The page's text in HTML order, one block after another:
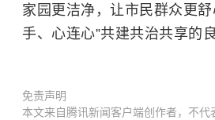
家园更洁净，让市民群众更舒
手、心连心”共建共治共享的
免责声明
本文来自腾讯新闻客户端创作者，不代